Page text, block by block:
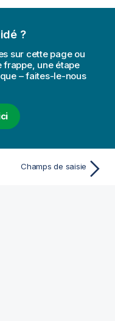
?
sur cette page ou
frappe, une étape
– faites-le-nous
Champs de saisie